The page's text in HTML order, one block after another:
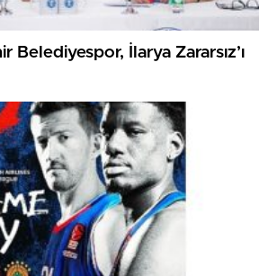
Belediyespor, İlarya Zararsız’ı